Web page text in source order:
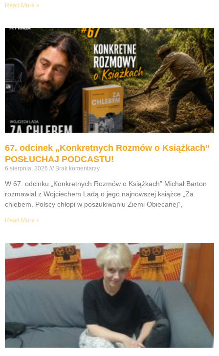
Read More »
67. odcinek „Konkretnych Rozmów o Książkach”
POSŁUCHAJ PODCASTU!
6 sierpnia, 2026 Brak komentarzy
W 67. odcinku „Konkretnych Rozmów o Książkach” Michał Barton
rozmawiał z Wojciechem Ladą o jego najnowszej książce „Za
chlebem. Polscy chłopi w poszukiwaniu Ziemi Obiecanej”,
Read More »